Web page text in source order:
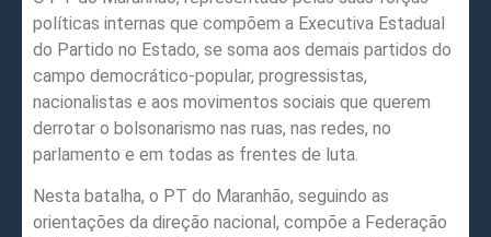
políticas internas que compõem a Executiva Estadual
do Partido no Estado, se soma aos demais partidos do
campo democrático-popular, progressistas,
nacionalistas e aos movimentos sociais que querem
derrotar o bolsonarismo nas ruas, nas redes, no
parlamento e em todas as frentes de luta.
Nesta batalha, o PT do Maranhão, seguindo as
orientações da direção nacional, compõe a Federação